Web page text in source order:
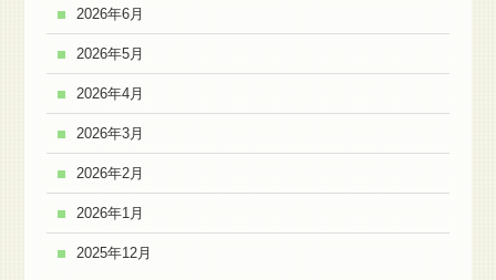
2026年6月
2026年5月
2026年4月
2026年3月
2026年2月
2026年1月
2025年12月